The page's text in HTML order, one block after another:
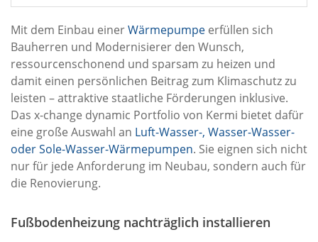
Mit dem Einbau einerWärmepumpe erfüllen sich
Bauherren und Modernisierer den Wunsch,
ressourcenschonend und sparsam zu heizen und
damit einen persönlichen Beitrag zum Klimaschutz zu
leisten – attraktive staatliche Förderungen inklusive.
Das x-change dynamic Portfolio von Kermi bietet dafür
eine große Auswahl an Luft-Wasser-, Wasser-Wasser-
oder Sole-Wasser-Wärmepumpen. Sie eignen sich nicht
nur für jede Anforderung im Neubau, sondern auch für
die Renovierung.
Fußbodenheizung nachträglich installieren